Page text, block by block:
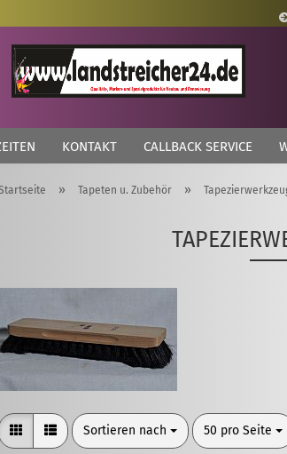
Lieferland
KONTAKT CALLBACK SERVICE
» Tapeten u. Zubehör »
Sortieren nach
Sortieren nach 50 pro Seite
pro Seite